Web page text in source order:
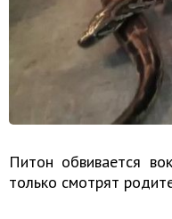
Питон обвивается
только смотрят